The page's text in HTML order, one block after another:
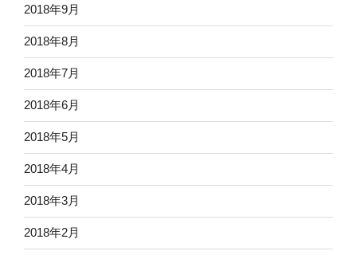
2018年9月
2018年8月
2018年7月
2018年6月
2018年5月
2018年4月
2018年3月
2018年2月